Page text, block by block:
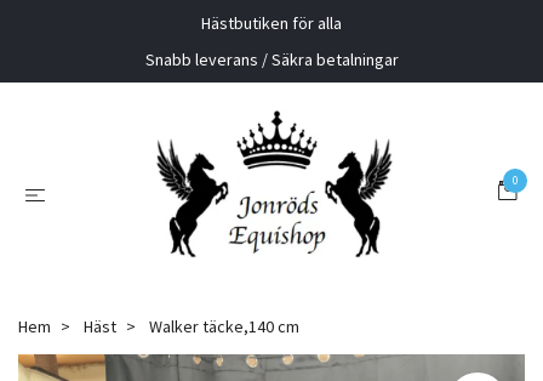
Hästbutiken för alla
Snabb leverans / Säkra betalningar
0
Hem Häst Walker täcke,140 cm